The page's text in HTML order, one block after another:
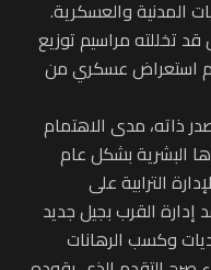
المدنية والعسكرية.
قد تخللته مراسيم توزيع
استعراض عسكري من
ذاته، مدى الاهتمام
البشرية بشكل عام
الترابية على
القرب بجيل جديد
وكسب الرهانات